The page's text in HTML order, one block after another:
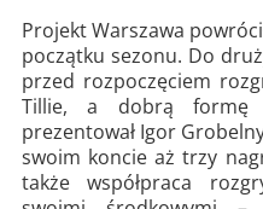
Projekt Warszawa
początku sezonu. Do
przed rozpoczęciem
Tillie, a dobrą formę
prezentował Igor
swoim koncie aż trzy
także współpraca